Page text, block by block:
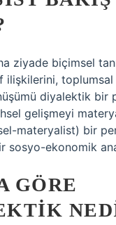
ziyade biçimsel
ilişkilerini, toplumsal
diyalektik bir
gelişmeyi
materyalist) bir
sosyo-ekonomik
GÖRE